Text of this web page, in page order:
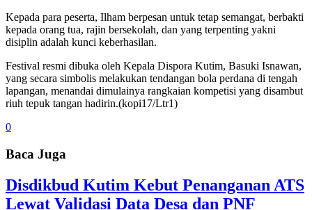
Kepada para peserta, Ilham berpesan untuk tetap semangat, berbakti
kepada orang tua, rajin bersekolah, dan yang terpenting yakni
disiplin adalah kunci keberhasilan.
Festival resmi dibuka oleh Kepala Dispora Kutim, Basuki Isnawan,
yang secara simbolis melakukan tendangan bola perdana di tengah
lapangan, menandai dimulainya rangkaian kompetisi yang disambut
riuh tepuk tangan hadirin.(kopi17/Ltr1)
0
Baca Juga
Disdikbud Kutim Kebut Penanganan ATS
Lewat Validasi Data Desa dan PNF